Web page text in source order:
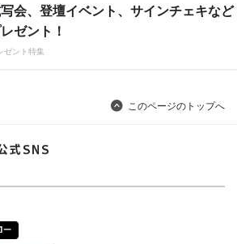
会、登壇イベント、サインチェキなど
ゼント！
ゼント特集
このページのトップへ